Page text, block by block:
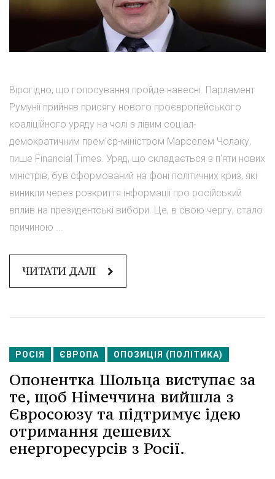
Вірогідно, що голосування пройде навесні. Парламент
Румунії прийняв присягу нового проєвропейського
коаліційного уряду на чолі з лівим соціал-
демократичним прем'єр-міністром Марселем Чолаку,
пише Financial Times. Уряд, що складається з п'яти нових
міністрів, був сформований на фоні політичних криз, які
виникли через розкриття інформації про російський
вплив на президентські вибори. Це, в свою чергу, стало
причиною ...
ЧИТАТИ ДАЛІ
РОСІЯ ЄВРОПА ОПОЗИЦІЯ (ПОЛІТИКА)
Опонентка Шольца виступає за
те, щоб Німеччина вийшла з
Євросоюзу та підтримує ідею
отримання дешевих
енергоресурсів з Росії.